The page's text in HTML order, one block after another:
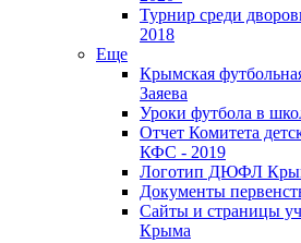
Турнир среди
2018
Еще
Крымская
Заяева
Уроки футбола в
Отчет Комитета
КФС - 2019
Логотип ДЮФЛ
Документы
Сайты и страницы
Крыма